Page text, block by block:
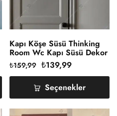
Kapı Köşe Süsü Thinking
Room Wc Kapı Süsü Dekor
Kapı Dekoru
₺159,99 ₺139,99
Seçenekler